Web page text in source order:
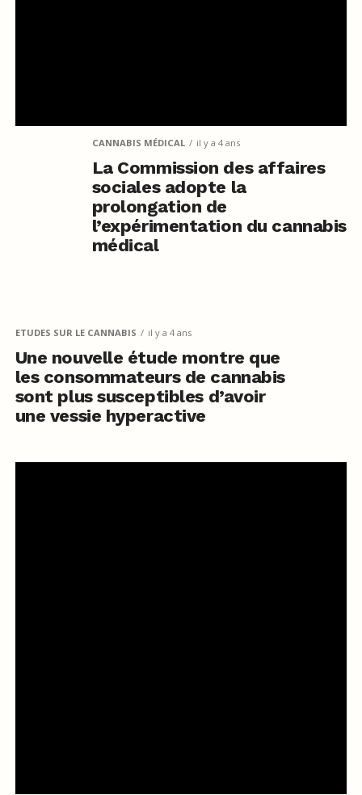
CANNABIS MÉDICAL il y a 4 ans
La Commission des affaires
sociales adopte la
prolongation de
l’expérimentation du cannabis
médical
ETUDES SUR LE CANNABIS il y a 4 ans
Une nouvelle étude montre que
les consommateurs de cannabis
sont plus susceptibles d’avoir
une vessie hyperactive